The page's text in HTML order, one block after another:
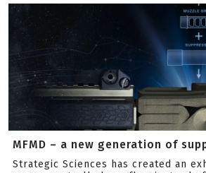
MFMD – a new generation of
Strategic Sciences has created an